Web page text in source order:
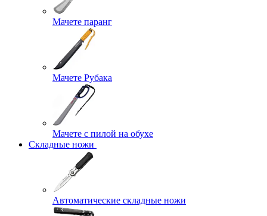
Мачете паранг
Мачете Рубака
Мачете с пилой на обухе
Складные ножи
Автоматические складные ножи